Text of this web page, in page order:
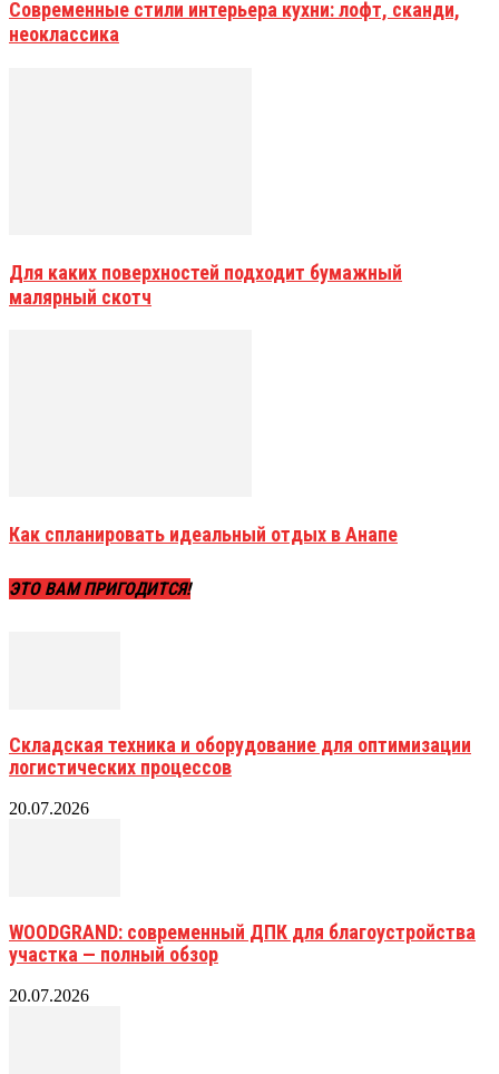
Современные стили интерьера кухни: лофт, сканди,
неоклассика
Для каких поверхностей подходит бумажный
малярный скотч
Как спланировать идеальный отдых в Анапе
ЭТО ВАМ ПРИГОДИТСЯ!
Складская техника и оборудование для оптимизации
логистических процессов
20.07.2026
WOODGRAND: современный ДПК для благоустройства
участка — полный обзор
20.07.2026